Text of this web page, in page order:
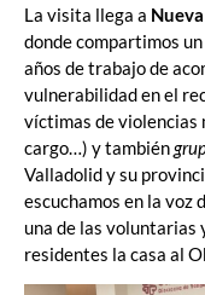
La visita llega a
donde compartimos
años de trabajo de
vulnerabilidad en el
víctimas de violencias
cargo…) y también
Valladolid y su
escuchamos en la voz
una de las voluntarias
residentes la casa al